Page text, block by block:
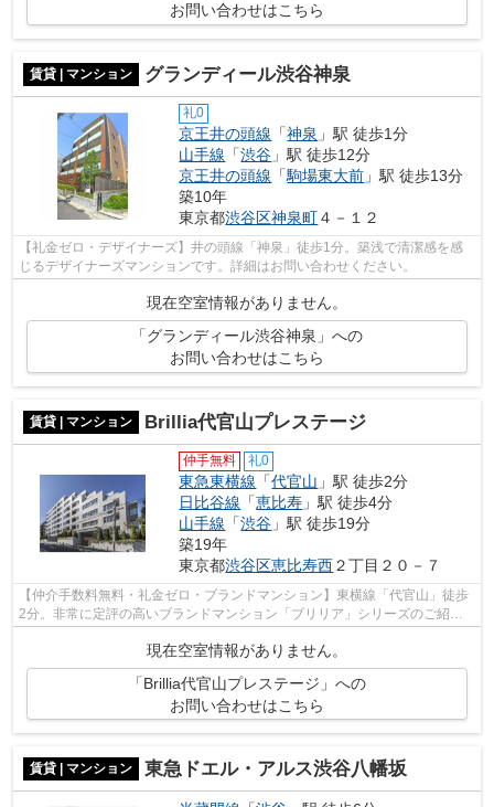
お問い合わせはこちら
賃貸 | マンション グランディール渋谷神泉
礼0
京王井の頭線 「神泉 」駅 徒歩1分
山手線 「渋谷 」駅 徒歩12分
京王井の頭線 「駒場東大前 」駅 徒歩13分
築10年
東京都渋谷区神泉町４－１２
【礼金ゼロ・デザイナーズ】井の頭線「神泉」徒歩1分。築浅で清潔感を感
じるデザイナーズマンションです。詳細はお問い合わせください。
現在空室情報がありません。
「グランディール渋谷神泉」への
お問い合わせはこちら
賃貸 | マンション Brillia代官山プレステージ
仲手無料 礼0
東急東横線 「代官山 」駅 徒歩2分
日比谷線 「恵比寿 」駅 徒歩4分
山手線 「渋谷 」駅 徒歩19分
築19年
東京都渋谷区恵比寿西２丁目２０－７
【仲介手数料無料・礼金ゼロ・ブランドマンション】東横線「代官山」徒歩
2分。非常に定評の高いブランドマンション「ブリリア」シリーズのご紹介
です。詳細はお問い合わせください。
現在空室情報がありません。
「Brillia代官山プレステージ」への
お問い合わせはこちら
賃貸 | マンション 東急ドエル・アルス渋谷八幡坂